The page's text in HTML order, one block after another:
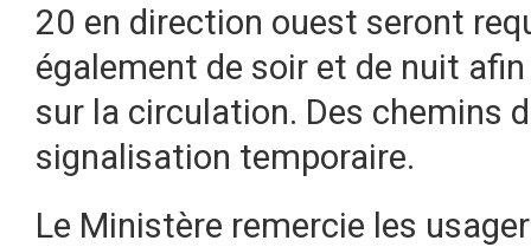
20 en direction ouest seront
également de soir et de nuit
sur la circulation. Des chemins
signalisation temporaire.
Le Ministère remercie les